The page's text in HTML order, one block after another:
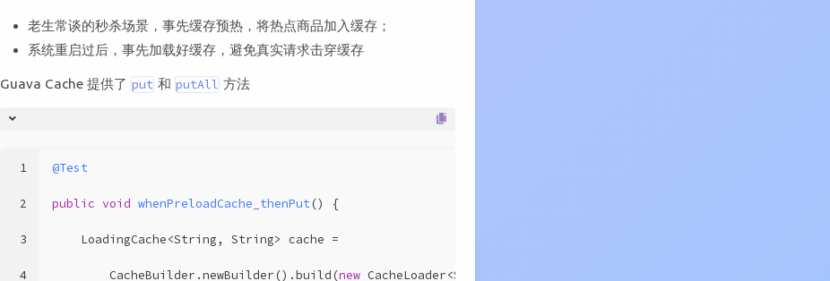
老生常谈的秒杀场景，事先缓存预热，将热点商品加入缓存；
系统重启过后，事先加载好缓存，避免真实请求击穿缓存
Guava Cache 提供了 put 和 putAll 方法
1
2
3
4
@Test
public void whenPreloadCache_thenPut() {
    LoadingCache<String, String> cache =
        CacheBuilder.newBuilder().build(
new CacheLoader<String, String>() {